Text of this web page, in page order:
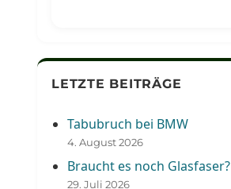
LETZTE BEITRÄGE
Tabubruch bei BMW
4. August 2026
Braucht es noch Glasfaser?
29. Juli 2026